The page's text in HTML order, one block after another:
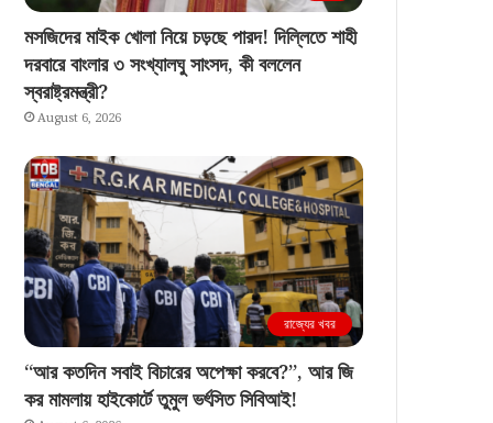
মসজিদের মাইক খোলা নিয়ে চড়ছে পারদ! দিল্লিতে শাহী
দরবারে বাংলার ৩ সংখ্যালঘু সাংসদ, কী বললেন
স্বরাষ্ট্রমন্ত্রী?
August 6, 2026
রাজ্যের খবর
“আর কতদিন সবাই বিচারের অপেক্ষা করবে?”, আর জি
কর মামলায় হাইকোর্টে তুমুল ভর্ৎসিত সিবিআই!